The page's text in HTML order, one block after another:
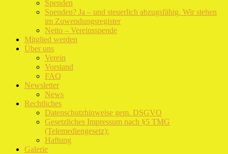
Spenden
Spenden? Ja – und steuerlich abzugsfähig. Wir stehen
im Zuwendungsregister
Netto – Vereinsspende
Mitglied werden
Über uns
Verein
Vorstand
FAQ
Newsletter
News
Rechtliches
Datenschutzhinweise gem. DSGVO
Gesetzliches Impressum nach §5 TMG
(Telemediengesetz):
Haftung
Galerie